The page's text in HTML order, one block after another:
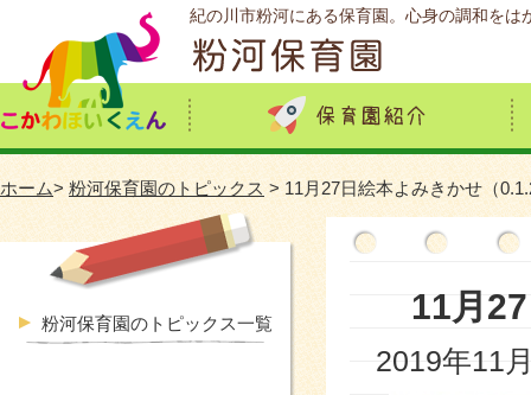
紀の川市粉河にある保育園。心身の調和を
ホーム> 粉河保育園のトピックス > 11月27日絵本よみきかせ（
11月
2019年11
粉河保育園のトピックス一覧